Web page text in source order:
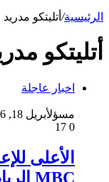
الرئيسية/ أتليتكو مدريد
أتليتكو
اخبار عاجلة
مسؤلأبريل 18, 2026
0
الأعلى
MBC الرياضية الليلة